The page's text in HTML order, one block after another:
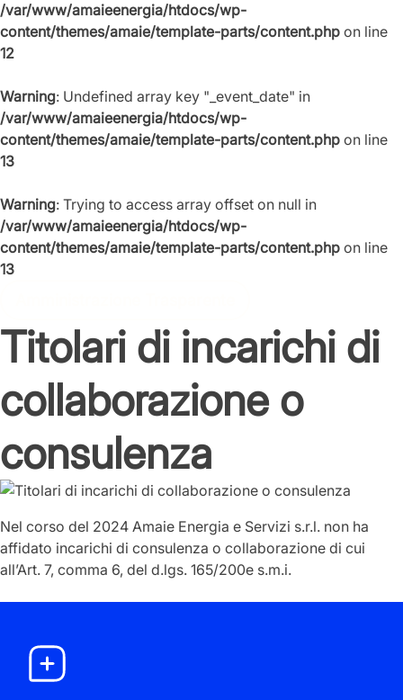
/var/www/amaieenergia/htdocs/wp-
content/themes/amaie/template-parts/content.php on line
12
Warning: Undefined array key "_event_date" in
/var/www/amaieenergia/htdocs/wp-
content/themes/amaie/template-parts/content.php on line
13
Warning: Trying to access array offset on null in
/var/www/amaieenergia/htdocs/wp-
content/themes/amaie/template-parts/content.php on line
13
Titolari di incarichi di
collaborazione o
consulenza
Nel corso del 2024 Amaie Energia e Servizi s.r.l. non ha
affidato incarichi di consulenza o collaborazione di cui
all’Art. 7, comma 6, del d.lgs. 165/200e s.m.i.